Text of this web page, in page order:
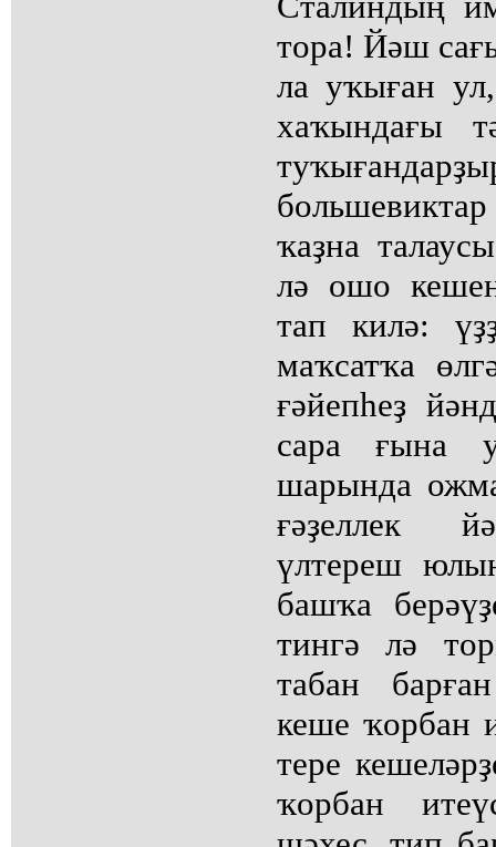
тора! Йәш
ла уҡыған
хаҡындағы
ҡаҙна
лә ошо
тап килә:
маҡсатҡа
ғәйепһеҙ
сара ғына
шарында
ғәҙеллек
үлтереш
башҡа
тингә лә
табан
кеше ҡорбан
тере
ҡорбан